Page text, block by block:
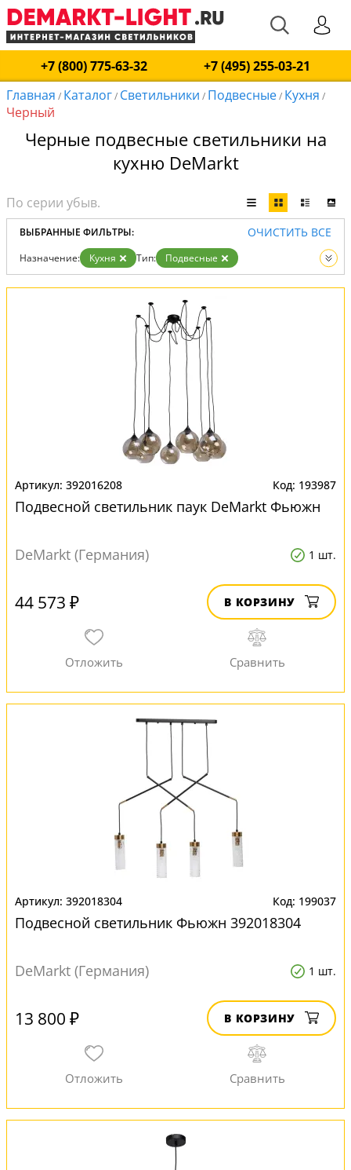
+7 (800) 775-63-32
+7 (495) 255-03-21
Главная / Каталог/ Светильники / Подвесные/ Кухня /
Черный
Черные подвесные светильники на
кухню DeMarkt
ВЫБРАННЫЕ ФИЛЬТРЫ: ОЧИСТИТЬ ВСЕ
Назначение: Кухня Тип:
Подвесные
Цвет:
Черный Вид: Светильники
392016208 193987
Подвесной светильник паук DeMarkt Фьюжн
DeMarkt (Германия) 1 шт.
44 573 ₽ В КОРЗИНУ
392018304 199037
Подвесной светильник Фьюжн 392018304
DeMarkt (Германия) 1 шт.
13 800 ₽ В КОРЗИНУ